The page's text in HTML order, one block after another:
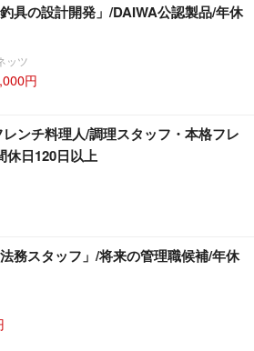
具の設計開発」/DAIWA公認製品/年休
ッツ
円
ンチ料理人/調理スタッフ・本格フレ
休日120日以上
務スタッフ」/将来の管理職候補/年休